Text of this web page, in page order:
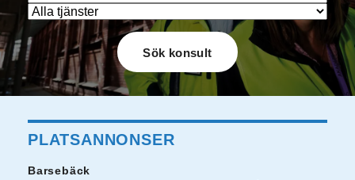
PLATSANNONSER
Barsebäck